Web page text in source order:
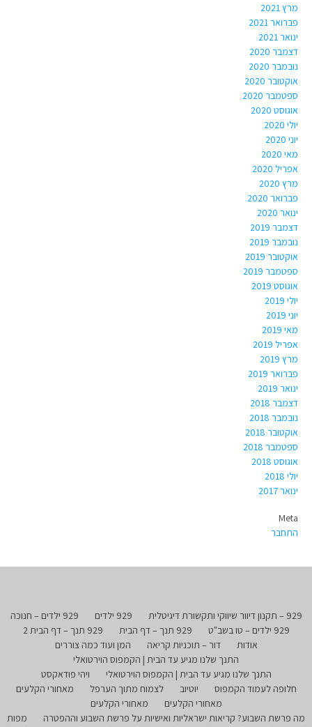
מרץ 2021
פברואר 2021
ינואר 2021
דצמבר 2020
נובמבר 2020
אוקטובר 2020
ספטמבר 2020
אוגוסט 2020
יולי 2020
יוני 2020
מאי 2020
אפריל 2020
מרץ 2020
פברואר 2020
ינואר 2020
דצמבר 2019
נובמבר 2019
אוקטובר 2019
ספטמבר 2019
אוגוסט 2019
יולי 2019
יוני 2019
מאי 2019
אפריל 2019
מרץ 2019
פברואר 2019
ינואר 2019
דצמבר 2018
נובמבר 2018
אוקטובר 2018
ספטמבר 2018
אוגוסט 2018
יולי 2018
ינואר 2017
Meta
התחבר
929 – תקנון דיוור שיווקי ותקשורת דיגיטלית 929 ילדים
929 ילדים – חנוכה
929 ילדים – טו בשב"ט
929 תנך – דף הבית
929 תנך – דף הבית 2
אודות
דור – תוכניות קריאה
המן ועוד כמה צוררים
התנך שלנו מגיע עד הבית | הקמפוס הוירטואלי
התנך שלנו מגיע עד הבית | הקמפוס הוירטואלי
ויהי פודאקסט
חלופה לעמוד הקמפוס
יוטיוב לצמוח מתוך הערפל
מאחורי הקלעים
מאחורי הקלעים
מאחורי הקלעים
מה פרשת השבוע? קריאות ישראליות ואישיות על פרשת השבוע וההפטרה
מפות